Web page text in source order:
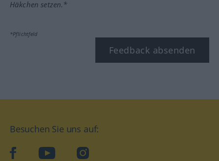
Häkchen setzen.*
*Pflichtfeld
Feedback absenden
Besuchen Sie uns auf:
facebookYouTube Instagram